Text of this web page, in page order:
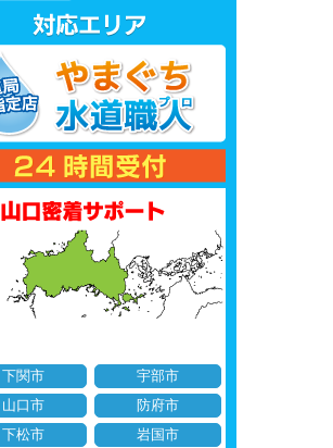
下関市
宇部市
山口市
防府市
下松市
岩国市